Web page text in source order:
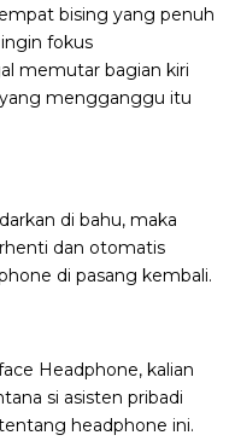
bising yang penuh
fokus
memutar bagian kiri
yang mengganggu itu
di bahu, maka
dan otomatis
di pasang kembali.
Headphone, kalian
si asisten pribadi
headphone ini.